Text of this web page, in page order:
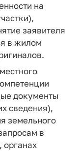
на
заявителя
в жилом
документы
сведения),
земельного
в
органах